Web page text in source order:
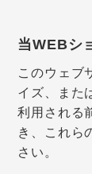
当WEBシ
このウェブ
イズ、また
利用される
き、これら
さい。